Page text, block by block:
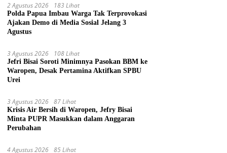
2 Agustus 2026 183 Lihat
Polda Papua Imbau Warga Tak Terprovokasi
Ajakan Demo di Media Sosial Jelang 3
Agustus
3 Agustus 2026 108 Lihat
Jefri Bisai Soroti Minimnya Pasokan BBM ke
Waropen, Desak Pertamina Aktifkan SPBU
Urei
3 Agustus 2026 87 Lihat
Krisis Air Bersih di Waropen, Jefry Bisai
Minta PUPR Masukkan dalam Anggaran
Perubahan
4 Agustus 2026 85 Lihat